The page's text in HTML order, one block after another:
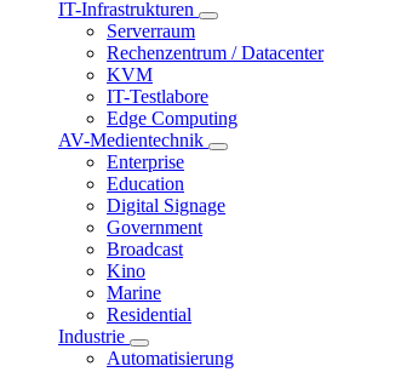
IT-Infrastrukturen
Serverraum
Rechenzentrum / Datacenter
KVM
IT-Testlabore
Edge Computing
AV-Medientechnik
Enterprise
Education
Digital Signage
Government
Broadcast
Kino
Marine
Residential
Industrie
Automatisierung